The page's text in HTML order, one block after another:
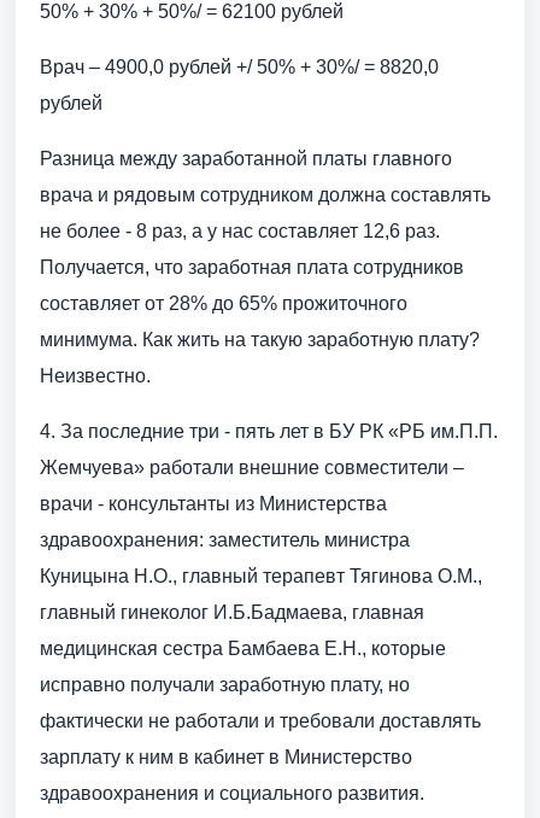
50% + 30% + 50%/ = 62100 рублей
Врач – 4900,0 рублей +/ 50% + 30%/ = 8820,0
рублей
Разница между заработанной платы главного
врача и рядовым сотрудником должна составлять
не более - 8 раз, а у нас составляет 12,6 раз.
Получается, что заработная плата сотрудников
составляет от 28% до 65% прожиточного
минимума. Как жить на такую заработную плату?
Неизвестно.
4. За последние три - пять лет в БУ РК «РБ им.П.П.
Жемчуева» работали внешние совместители –
врачи - консультанты из Министерства
здравоохранения: заместитель министра
Куницына Н.О., главный терапевт Тягинова О.М.,
главный гинеколог И.Б.Бадмаева, главная
медицинская сестра Бамбаева Е.Н., которые
исправно получали заработную плату, но
фактически не работали и требовали доставлять
зарплату к ним в кабинет в Министерство
здравоохранения и социального развития.